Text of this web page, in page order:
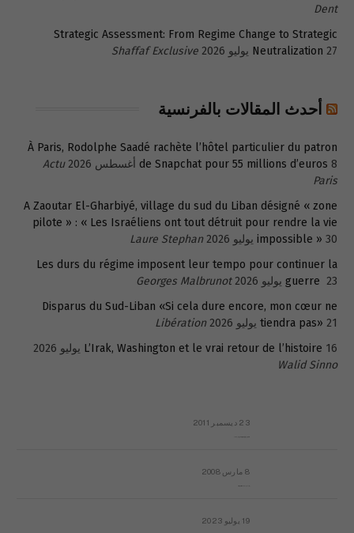
Dent
Strategic Assessment: From Regime Change to Strategic
Neutralization 27 يوليو 2026 Shaffaf Exclusive
أحدث المقالات بالفرنسية
À Paris, Rodolphe Saadé rachète l’hôtel particulier du patron
de Snapchat pour 55 millions d’euros 8 أغسطس 2026
Actu
Paris
A Zaoutar El-Gharbiyé, village du sud du Liban désigné « zone
pilote » : « Les Israéliens ont tout détruit pour rendre la vie
impossible » 30 يوليو 2026
Laure Stephan
Les durs du régime imposent leur tempo pour continuer la
guerre 23 يوليو 2026
Georges Malbrunot
Disparus du Sud-Liban «Si cela dure encore, mon cœur ne
tiendra pas» 21 يوليو 2026
Libération
L’Irak, Washington et le vrai retour de l’histoire 16 يوليو 2026
Walid Sinno
23 ديسمبر 2011
8 مارس 2008
19 يوليو 2023